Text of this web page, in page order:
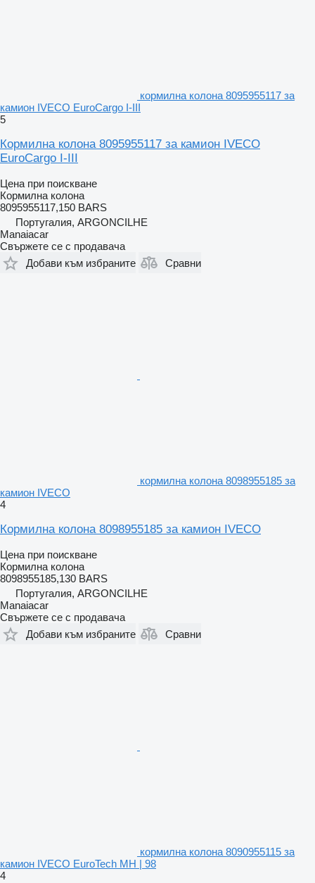
кормилна колона 8095955117 за
камион IVECO EuroCargo I-III
5
Кормилна колона 8095955117 за камион IVECO
EuroCargo I-III
Цена при поискване
Кормилна колона
8095955117,150 BARS
Португалия, ARGONCILHE
Manaiacar
Свържете се с продавача
Добави към избраните
Сравни
кормилна колона 8098955185 за
камион IVECO
4
Кормилна колона 8098955185 за камион IVECO
Цена при поискване
Кормилна колона
8098955185,130 BARS
Португалия, ARGONCILHE
Manaiacar
Свържете се с продавача
Добави към избраните
Сравни
кормилна колона 8090955115 за
камион IVECO EuroTech MH | 98
4